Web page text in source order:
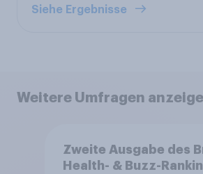
Siehe Ergebnisse
Weitere Umfragen
Zweite Ausgabe des
Health- & Buzz-